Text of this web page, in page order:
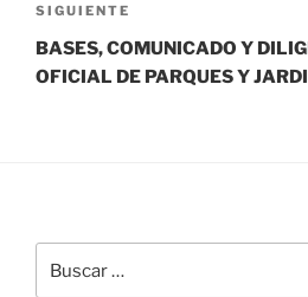
Siguiente
entrada
SIGUIENTE
BASES, COMUNICADO Y
OFICIAL DE PARQUES Y
por: